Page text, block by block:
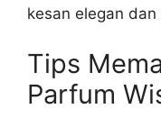
kesan elegan dan
Tips
Parfum